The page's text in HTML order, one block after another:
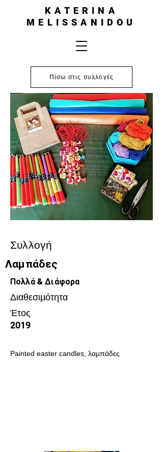
KATERINA
MELISSANIDOU
Πίσω στις συλλογές
Συλλογή
Λαμπάδες
Πολλά & Διάφορα
Διαθεσιμότητα
Έτος
2019
Painted easter candles, λαμπάδες